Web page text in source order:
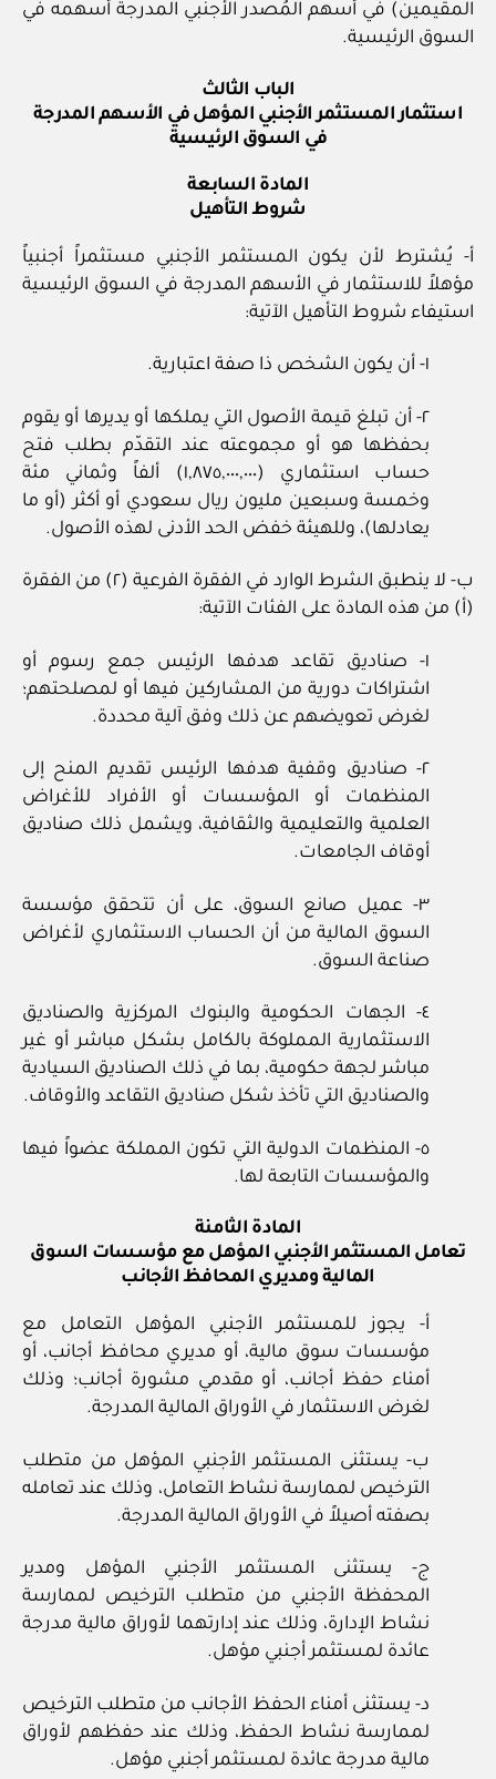
المقيمين) في أسهم المُصدر الأجنبي المدرجة أسهمه في
السوق الرئيسية.
الباب الثالث
استثمار المستثمر الأجنبي المؤهل في الأسهم المدرجة
في السوق الرئيسية
المادة السابعة
شروط التأهيل
أ- يُشترط لأن يكون المستثمر الأجنبي مستثمراً أجنبياً
مؤهلاً للاستثمار في الأسهم المدرجة في السوق الرئيسية
استيفاء شروط التأهيل الآتية:
١- أن يكون الشخص ذا صفة اعتبارية.
٢- أن تبلغ قيمة الأصول التي يملكها أو يديرها أو يقوم
بحفظها هو أو مجموعته عند التقدّم بطلب فتح
حساب استثماري (١,٨٧٥,٠٠٠,٠٠٠) ألفاً وثماني مئة
وخمسة وسبعين مليون ريال سعودي أو أكثر (أو ما
يعادلها)، وللهيئة خفض الحد الأدنى لهذه الأصول.
ب- لا ينطبق الشرط الوارد في الفقرة الفرعية (٢) من الفقرة
(أ) من هذه المادة على الفئات الآتية:
١- صناديق تقاعد هدفها الرئيس جمع رسوم أو
اشتراكات دورية من المشاركين فيها أو لمصلحتهم؛
لغرض تعويضهم عن ذلك وفق آلية محددة.
٢- صناديق وقفية هدفها الرئيس تقديم المنح إلى
المنظمات أو المؤسسات أو الأفراد للأغراض
العلمية والتعليمية والثقافية، ويشمل ذلك صناديق
أوقاف الجامعات.
٣- عميل صانع السوق، على أن تتحقق مؤسسة
السوق المالية من أن الحساب الاستثماري لأغراض
صناعة السوق.
٤- الجهات الحكومية والبنوك المركزية والصناديق
الاستثمارية المملوكة بالكامل بشكل مباشر أو غير
مباشر لجهة حكومية، بما في ذلك الصناديق السيادية
والصناديق التي تأخذ شكل صناديق التقاعد والأوقاف.
٥- المنظمات الدولية التي تكون المملكة عضواً فيها
والمؤسسات التابعة لها.
المادة الثامنة
تعامل المستثمر الأجنبي المؤهل مع مؤسسات السوق
المالية ومديري المحافظ الأجانب
أ- يجوز للمستثمر الأجنبي المؤهل التعامل مع
مؤسسات سوق مالية، أو مديري محافظ أجانب، أو
أمناء حفظ أجانب، أو مقدمي مشورة أجانب؛ وذلك
لغرض الاستثمار في الأوراق المالية المدرجة.
ب- يستثنى المستثمر الأجنبي المؤهل من متطلب
الترخيص لممارسة نشاط التعامل، وذلك عند تعامله
بصفته أصيلاً في الأوراق المالية المدرجة.
ج- يستثنى المستثمر الأجنبي المؤهل ومدير
المحفظة الأجنبي من متطلب الترخيص لممارسة
نشاط الإدارة، وذلك عند إدارتهما لأوراق مالية مدرجة
عائدة لمستثمر أجنبي مؤهل.
د- يستثنى أمناء الحفظ الأجانب من متطلب الترخيص
لممارسة نشاط الحفظ، وذلك عند حفظهم لأوراق
مالية مدرجة عائدة لمستثمر أجنبي مؤهل.